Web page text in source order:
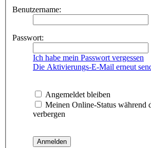
Benutzername:
Passwort:
Ich habe mein Passwort vergessen
Die Aktivierungs-E-Mail erneut
Angemeldet bleiben
Meinen Online-Status während
verbergen